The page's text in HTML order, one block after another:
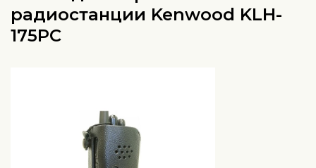
радиостанции Kenwood KLH-
175PC